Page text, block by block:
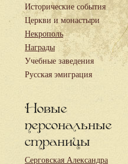
Исторические события
Церкви и монастыри
Некрополь
Награды
Учебные заведения
Русская эмиграция
Новые
персональные
страницы
Серговская Александра